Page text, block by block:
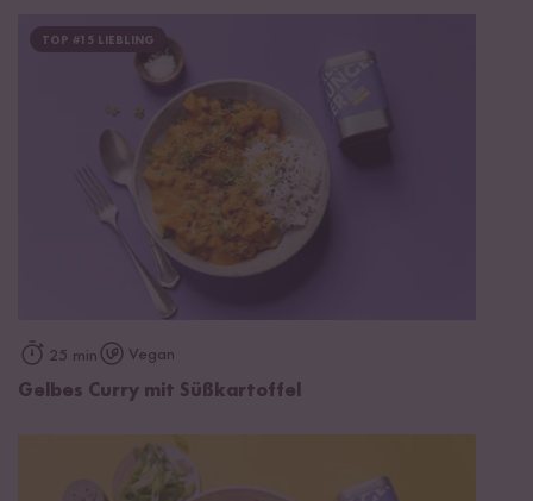
TOP #15 LIEBLING
25 min Vegan
Gelbes Curry mit Süßkartoffel